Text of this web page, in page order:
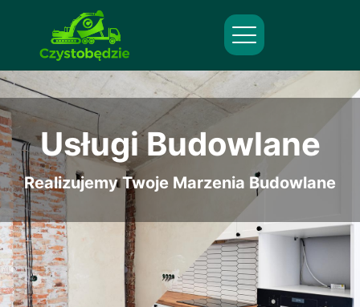
Usługi Budowlane
Realizujemy Twoje Marzenia Budowlane